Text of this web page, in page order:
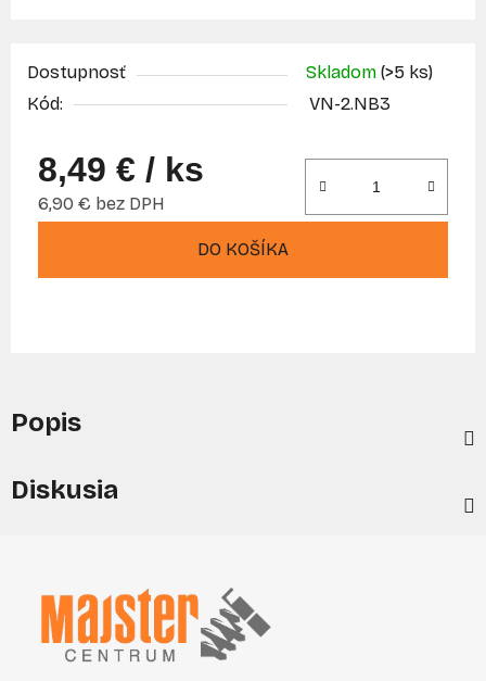
Dostupnosť Skladom (>5 ks)
Kód:
VN-2.NB3
8,49 € / ks
6,90 € bez DPH
DO KOŠÍKA
Popis
Diskusia